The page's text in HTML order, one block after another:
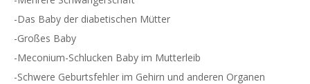
-Das Baby der diabetischen Mütter
-Großes Baby
-Meconium-Schlucken Baby im Mutterleib
-Schwere Geburtsfehler im Gehirn und anderen Organen